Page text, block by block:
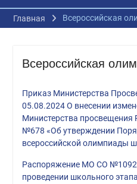
Главная Всероссийская
Всероссийская
Приказ Министерства
05.08.2024 О внесении
Министерства просвещения
№678 «Об утверждении
всероссийской олимпиады
Распоряжение МО СО
проведении школьного